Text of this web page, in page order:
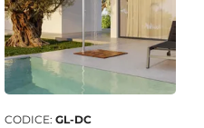
CODICE: GL-DC